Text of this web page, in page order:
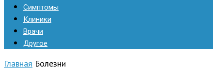
Симптомы
Клиники
Врачи
Другое
Главная Болезни